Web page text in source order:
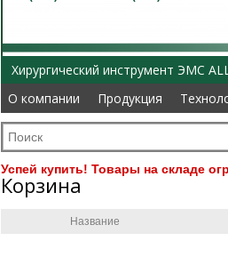
Хирургический инструмент ЭМС
О компании
Продукция
О компании
Продукция
Успей купить! Товары на складе
Корзина
Название